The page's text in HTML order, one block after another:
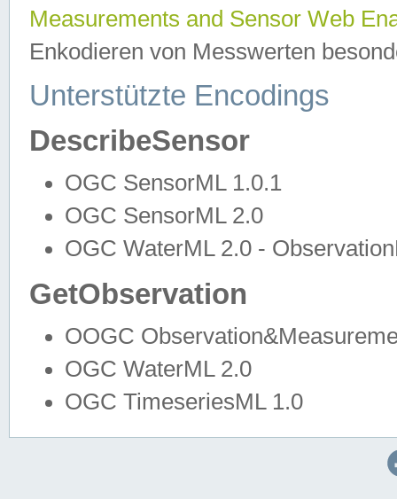
Measurements and Sensor Web
Enkodieren von Messwerten
Unterstützte Encodings
DescribeSensor
OGC SensorML 1.0.1
OGC SensorML 2.0
OGC WaterML 2.0 -
GetObservation
OOGC
OGC WaterML 2.0
OGC TimeseriesML 1.0